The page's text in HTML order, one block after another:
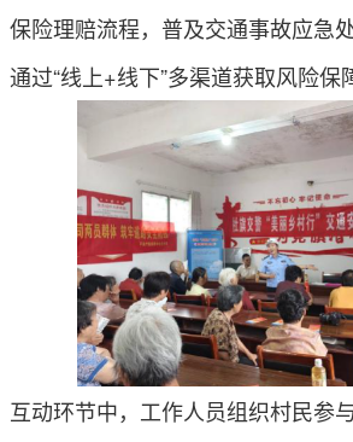
保险理赔流程，普及交通事故应急
通过“线上+线下”多渠道获取风险保
互动环节中，工作人员组织村民参